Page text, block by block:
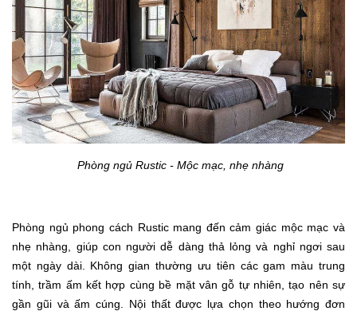
Phòng ngủ Rustic - Mộc mạc, nhẹ nhàng
Phòng ngủ phong cách Rustic mang đến cảm giác mộc mạc và
nhẹ nhàng, giúp con người dễ dàng thả lỏng và nghỉ ngơi sau
một ngày dài. Không gian thường ưu tiên các gam màu trung
tính, trầm ấm kết hợp cùng bề mặt vân gỗ tự nhiên, tạo nên sự
gần gũi và ấm cúng. Nội thất được lựa chọn theo hướng đơn